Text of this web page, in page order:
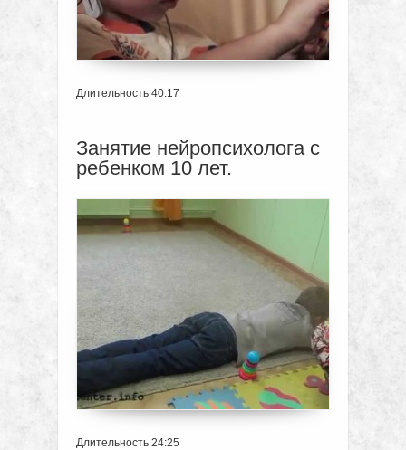
Длительность 40:17
Занятие нейропсихолога с
ребенком 10 лет.
Длительность 24:25